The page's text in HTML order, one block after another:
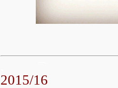
2015/16